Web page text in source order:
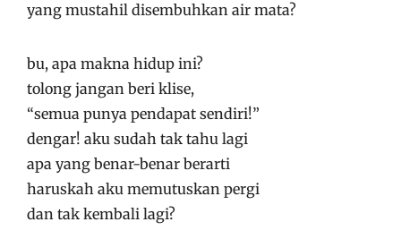
yang mustahil disembuhkan air mata?
bu, apa makna hidup ini?
tolong jangan beri klise,
“semua punya pendapat sendiri!”
dengar! aku sudah tak tahu lagi
apa yang benar-benar berarti
haruskah aku memutuskan pergi
dan tak kembali lagi?